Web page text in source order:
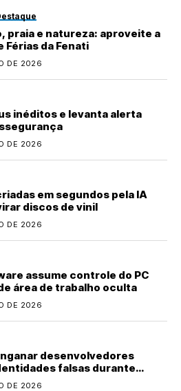
praia e natureza: aproveite a
Férias da Fenati
DE 2026
inéditos e levanta alerta
DE 2026
em segundos pela IA
discos de vinil
DE 2026
assume controle do PC
área de trabalho oculta
DE 2026
desenvolvedores
falsas durante
DE 2026